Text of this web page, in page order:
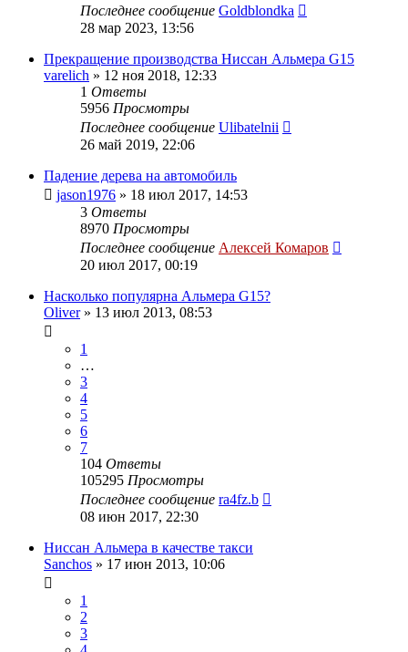
Последнее сообщение Goldblondka
28 мар 2023, 13:56
Прекращение производства Ниссан Альмера G15
varelich » 12 ноя 2018, 12:33
1 Ответы
5956 Просмотры
Последнее сообщение Ulibatelnii
26 май 2019, 22:06
Падение дерева на автомобиль
jason1976 » 18 июл 2017, 14:53
3 Ответы
8970 Просмотры
Последнее сообщение Алексей Комаров
20 июл 2017, 00:19
Насколько популярна Альмера G15?
Oliver» 13 июл 2013, 08:53
1
…
3
4
5
6
7
104 Ответы
105295 Просмотры
Последнее сообщение ra4fz.b
08 июн 2017, 22:30
Ниссан Альмера в качестве такси
Sanchos » 17 июн 2013, 10:06
1
2
3